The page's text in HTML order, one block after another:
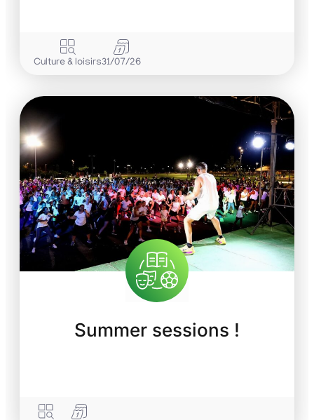
Culture & loisirs31/07/26
Summer sessions !